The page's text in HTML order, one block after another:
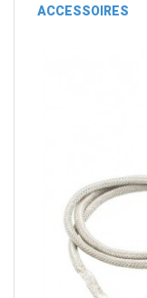
ACCESSOIRES